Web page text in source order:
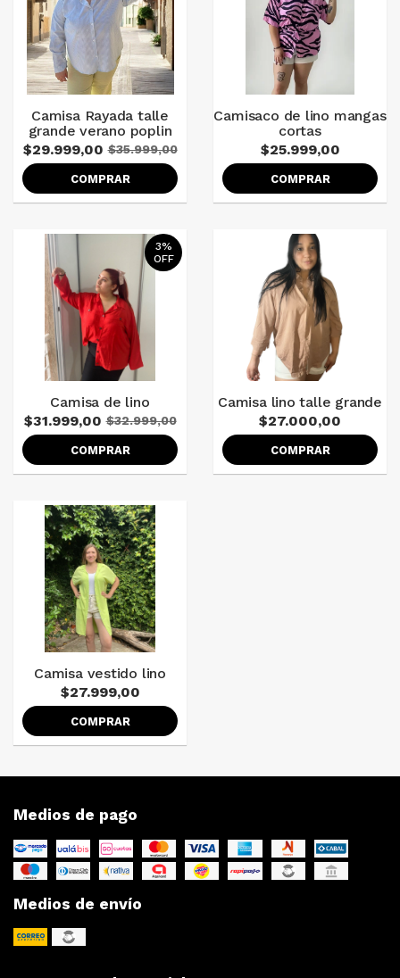
Camisa Rayada talle
grande verano poplin
$29.999,00 $35.999,00
COMPRAR
Camisaco de lino mangas
cortas
$25.999,00
COMPRAR
3%
OFF
Camisa de lino
$31.999,00 $32.999,00
COMPRAR
Camisa lino talle grande
$27.000,00
COMPRAR
Camisa vestido lino
$27.999,00
COMPRAR
Medios de pago
Medios de envío